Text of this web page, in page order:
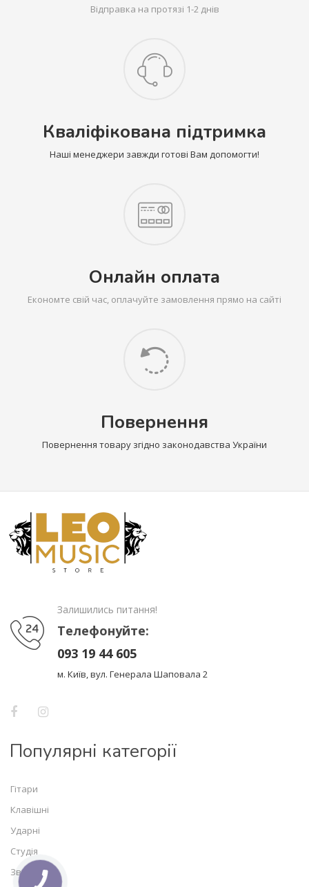
Відправка на протязі 1-2 днів
Кваліфікована підтримка
Наші менеджери завжди готові Вам допомогти!
Онлайн оплата
Економте свій час, оплачуйте замовлення прямо на сайті
Повернення
Повернення товару згідно законодавства України
Залишились питання!
Телефонуйте:
093 19 44 605
м. Київ, вул. Генерала Шаповала 2
Популярні категорії
Гітари
Клавішні
Ударні
Студія
Звук